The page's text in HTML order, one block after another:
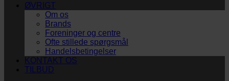
ØVRIGT
Om os
Brands
Foreninger og centre
Ofte stillede spørgsmål
Handelsbetingelser
KONTAKT OS
TILBUD